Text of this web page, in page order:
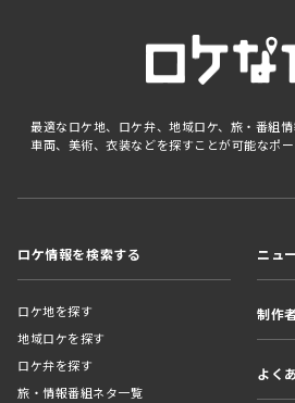
最適なロケ地、ロケ弁、地域ロケ、旅・番組情
車両、美術、衣装などを探すことが可能なポー
ロケ情報を検索する
ロケ地を探す
地域ロケを探す
ロケ弁を探す
旅・情報番組ネタ一覧
ニュ
制作
よく